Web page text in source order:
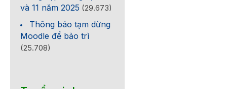
và 11 năm 2025 (29.673)
Thông báo tạm dừng
Moodle để bảo trì
(25.708)